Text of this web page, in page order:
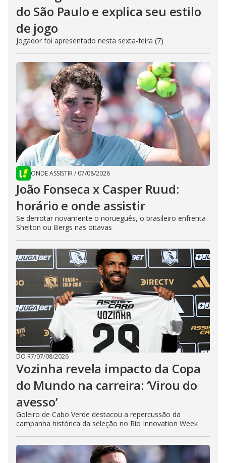
do São Paulo e explica seu estilo
de jogo
Jogador foi apresentado nesta sexta-feira (7)
ONDE ASSISTIR/ 07/08/2026
João Fonseca x Casper Ruud:
horário e onde assistir
Se derrotar novamente o norueguês, o brasileiro enfrenta
Shelton ou Bergs nas oitavas
DO R7/07/08/2026
Vozinha revela impacto da Copa
do Mundo na carreira: ‘Virou do
avesso’
Goleiro de Cabo Verde destacou a repercussão da
campanha histórica da seleção no Rio Innovation Week